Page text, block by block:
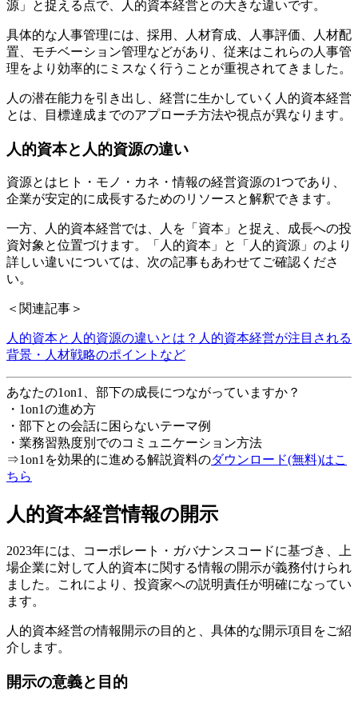
源」と捉える点で、人的資本経営との大きな違いです。
具体的な人事管理には、採用、人材育成、人事評価、人材配
置、モチベーション管理などがあり、従来はこれらの人事管
理をより効率的にミスなく行うことが重視されてきました。
人の潜在能力を引き出し、経営に生かしていく人的資本経営
とは、目標達成までのアプローチ方法や視点が異なります。
人的資本と人的資源の違い
資源とはヒト・モノ・カネ・情報の経営資源の1つであり、
企業が安定的に成長するためのリソースと解釈できます。
一方、人的資本経営では、人を「資本」と捉え、成長への投
資対象と位置づけます。「人的資本」と「人的資源」のより
詳しい違いについては、次の記事もあわせてご確認くださ
い。
＜関連記事＞
人的資本と人的資源の違いとは？人的資本経営が注目される
背景・人材戦略のポイントなど
あなたの1on1、部下の成長につながっていますか？
・1on1の進め方
・部下との会話に困らないテーマ例
・業務習熟度別でのコミュニケーション方法
⇒1on1を効果的に進める解説資料のダウンロード(無料)はこ
ちら
人的資本経営情報の開示
2023年には、コーポレート・ガバナンスコードに基づき、上
場企業に対して人的資本に関する情報の開示が義務付けられ
ました。これにより、投資家への説明責任が明確になってい
ます。
人的資本経営の情報開示の目的と、具体的な開示項目をご紹
介します。
開示の意義と目的